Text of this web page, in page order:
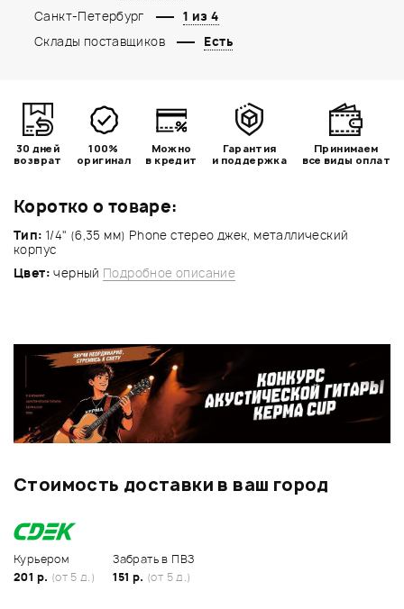
Коротко о товаре:
Тип: 1/4" (6,35 мм) Phone стерео джек, металлический
корпус
Цвет:черный Подробное описание
Санкт-Петербург
1 из 4
Склады поставщиков
Есть
30 дней
возврат
100%
оригинал
Можно
в кредит
Гарантия
и поддержка
Принимаем
все виды оплат
Стоимость доставки в ваш город
Курьером
201 р. (от 5 д.)
Забрать в ПВЗ
151 р. (от 5 д.)